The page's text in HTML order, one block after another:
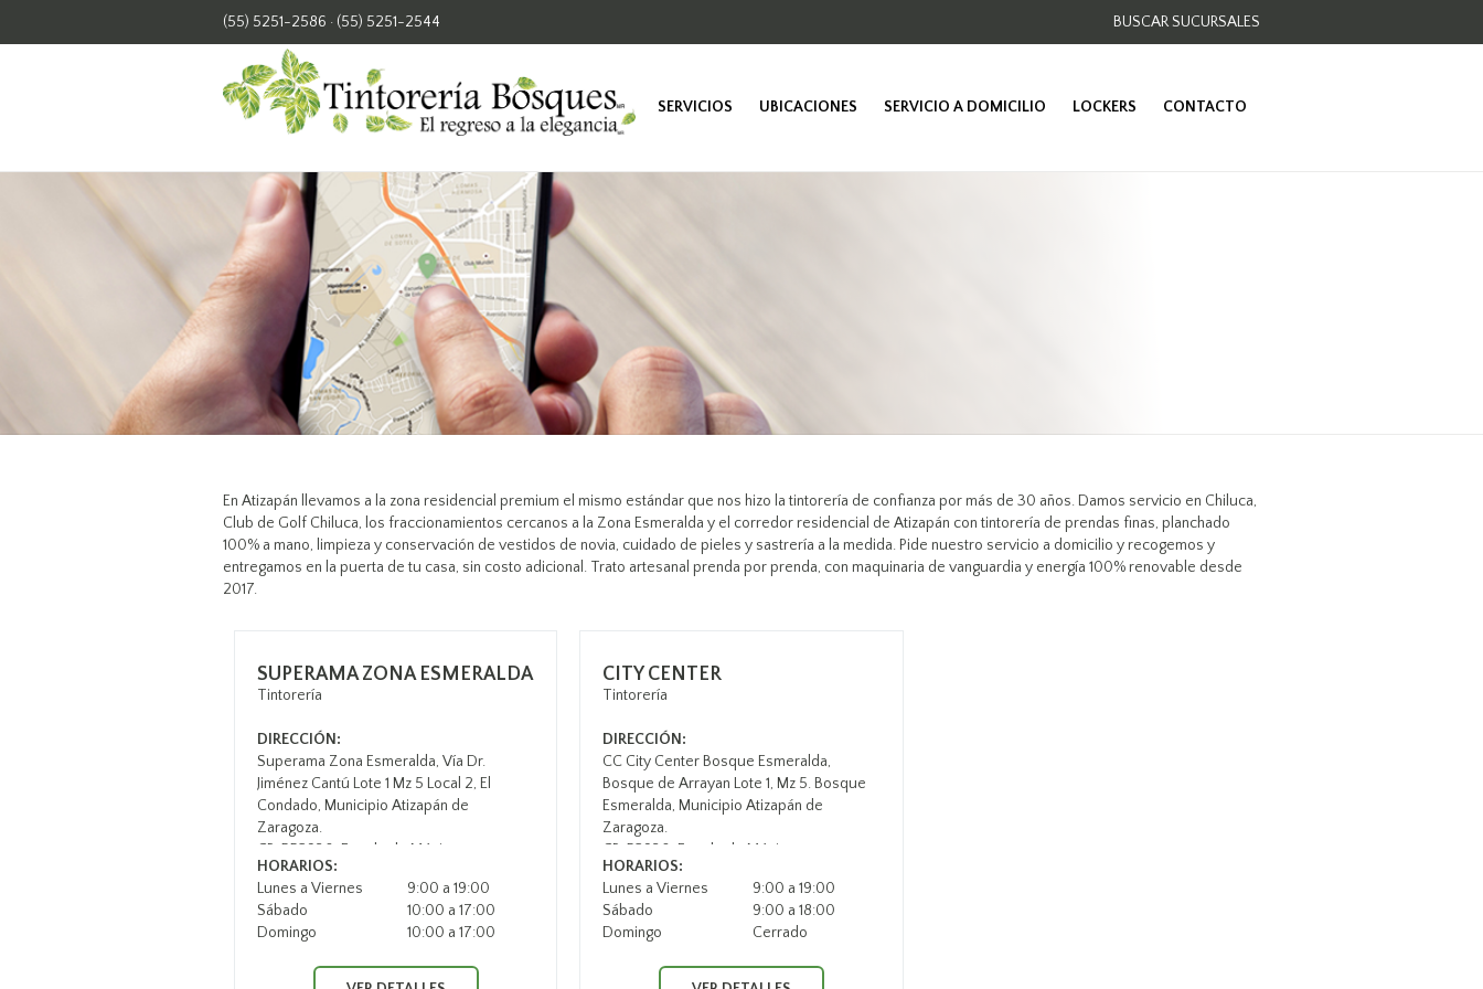
(55) 5251-2586 · (55) 5251-2544 BUSCAR SUCURSALES
SERVICIOS
VESTIDOS DE
NOVIA
PELETERÍA
UBICACIONES SERVICIO A DOMICILIO LOCKERS CONTACTO
En Atizapán llevamos a la zona residencial premium el mismo estándar que nos hizo la tintorería de confianza por más de 30 años. Damos servicio en Chiluca,
Club de Golf Chiluca, los fraccionamientos cercanos a la Zona Esmeralda y el corredor residencial de Atizapán con tintorería de prendas finas, planchado
100% a mano, limpieza y conservación de vestidos de novia, cuidado de pieles y sastrería a la medida. Pide nuestro servicio a domicilio y recogemos y
entregamos en la puerta de tu casa, sin costo adicional. Trato artesanal prenda por prenda, con maquinaria de vanguardia y energía 100% renovable desde
2017.
SUPERAMA ZONA ESMERALDA
Tintorería
DIRECCIÓN:
Superama Zona Esmeralda, Vía Dr.
Jiménez Cantú Lote 1 Mz 5 Local 2, El
Condado, Municipio Atizapán de
Zaragoza.
CP. 552930, Estado de México.
HORARIOS:
Lunes a Viernes
Sábado
Domingo
9:00 a 19:00
10:00 a 17:00
10:00 a 17:00
CITY CENTER
Tintorería
DIRECCIÓN:
CC City Center Bosque Esmeralda,
Bosque de Arrayan Lote 1, Mz 5. Bosque
Esmeralda, Municipio Atizapán de
Zaragoza.
CP. 52930, Estado de México.
HORARIOS:
Lunes a Viernes
Sábado
Domingo
9:00 a 19:00
9:00 a 18:00
Cerrado